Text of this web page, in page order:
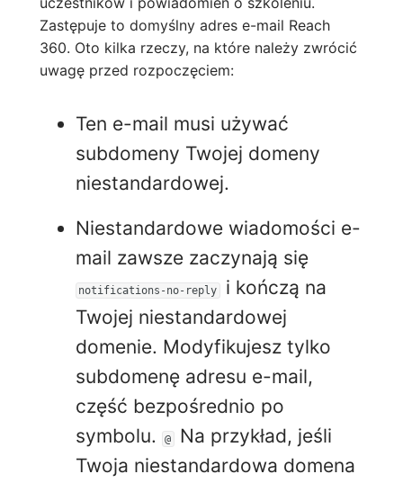
Zastępuje to domyślny adres e-mail Reach
360. Oto kilka rzeczy, na które należy zwrócić
uwagę przed rozpoczęciem:
Ten e-mail musi używać
subdomeny Twojej domeny
niestandardowej.
Niestandardowe wiadomości e-
mail zawsze zaczynają się
notifications-no-reply i kończą na
Twojej niestandardowej
domenie. Modyfikujesz tylko
subdomenę adresu e-mail,
część bezpośrednio po
symbolu.
@ Na przykład, jeśli
Twoja niestandardowa domena